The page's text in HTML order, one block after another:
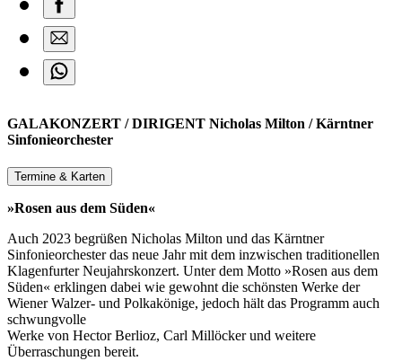
GALAKONZERT / DIRIGENT Nicholas Milton / Kärntner
Sinfonieorchester
Termine & Karten
»Rosen aus dem Süden«
Auch 2023 begrüßen Nicholas Milton und das Kärntner
Sinfonieorchester das neue Jahr mit dem inzwischen traditionellen
Klagenfurter Neujahrskonzert. Unter dem Motto »Rosen aus dem
Süden« erklingen dabei wie gewohnt die schönsten Werke der
Wiener Walzer- und Polkakönige, jedoch hält das Programm auch
schwungvolle
Werke von Hector Berlioz, Carl Millöcker und weitere
Überraschungen bereit.